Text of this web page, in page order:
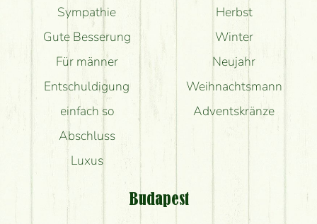
Sympathie
Gute Besserung
Für männer
Entschuldigung
einfach so
Abschluss
Luxus
Herbst
Winter
Neujahr
Weihnachtsmann
Adventskränze
Budapest